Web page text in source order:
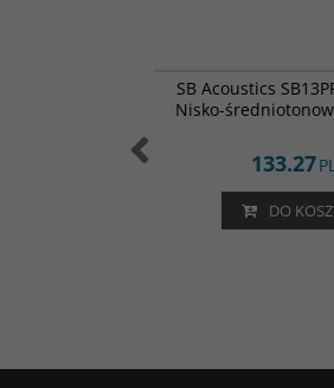
SB Acoustics
Nisko-
133.27
DO